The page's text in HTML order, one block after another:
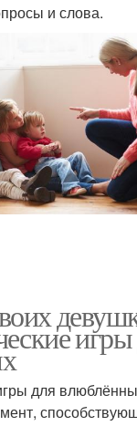
и слова.
для